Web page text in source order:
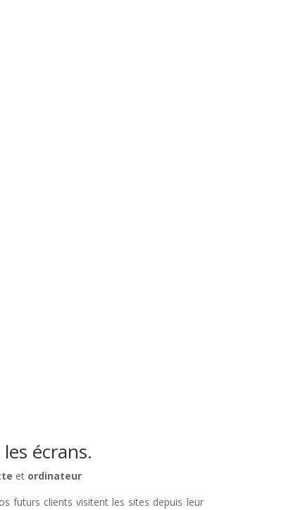
écrans.
et ordinateur
futurs clients visitent les sites depuis leur